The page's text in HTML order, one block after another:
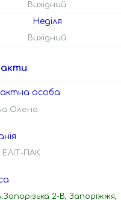
Вихідний
Неділя
Вихідний
Олена
ЕЛІТ-ПАК
2-В, Запоріжжя,